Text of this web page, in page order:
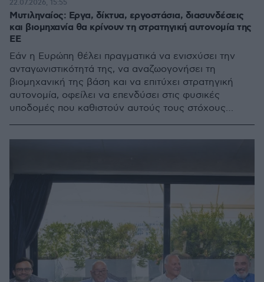
Μυτιληναίος: Εργα, δίκτυα, εργοστάσια, διασυνδέσεις
και βιομηχανία θα κρίνουν τη στρατηγική αυτονομία της
ΕΕ
Εάν η Ευρώπη θέλει πραγματικά να ενισχύσει την
ανταγωνιστικότητά της, να αναζωογονήσει τη
βιομηχανική της βάση και να επιτύχει στρατηγική
αυτονομία, οφείλει να επενδύσει στις φυσικές
υποδομές που καθιστούν αυτούς τους στόχους
22.07.2026, 15:55